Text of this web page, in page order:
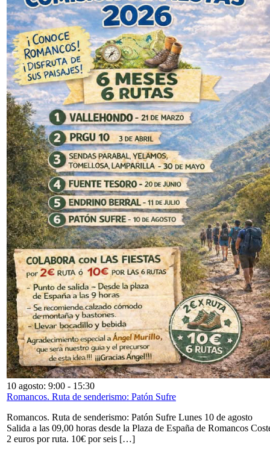
10 agosto: 9:00 - 15:30
Romancos. Ruta de senderismo: Patón Sufre
Romancos. Ruta de senderismo: Patón Sufre Lunes 10 de agosto
Salida a las 09,00 horas desde la Plaza de España de Romancos
2 euros por ruta. 10€ por seis […]